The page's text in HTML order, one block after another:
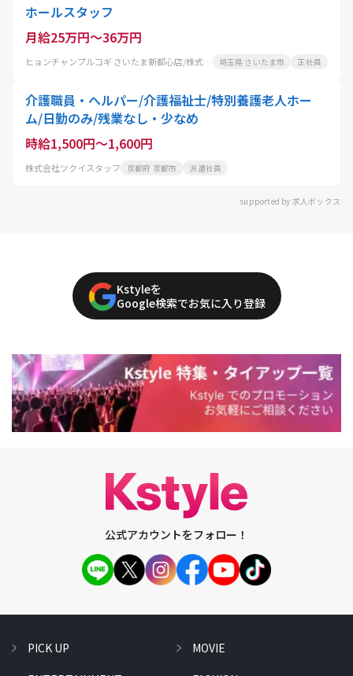
ホールスタッフ
月給25万円～36万円
ヒョンチャンプルコギ さいたま新都心店/株式会社 コーフク 埼玉県 さいたま市 正社員
介護職員・ヘルパー/介護福祉士/特別養護老人ホー
ム/日勤のみ/残業なし・少なめ
時給1,500円～1,600円
株式会社ツクイスタッフ 京都府 京都市 派遣社員
supported by 求人ボックス
Kstyleを
Google検索でお気に入り登録
公式アカウントをフォロー！
PICK UP
MOVIE